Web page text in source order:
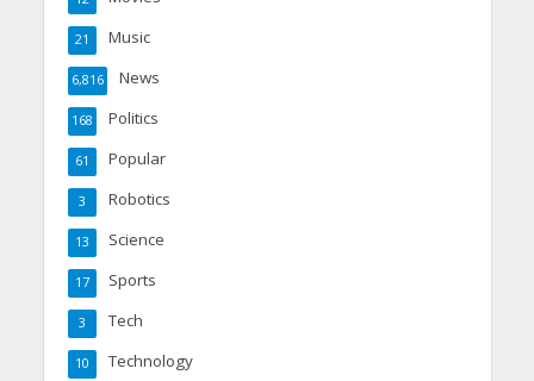
Music
21
News
6,816
Politics
168
Popular
61
Robotics
3
Science
13
Sports
17
Tech
3
Technology
10